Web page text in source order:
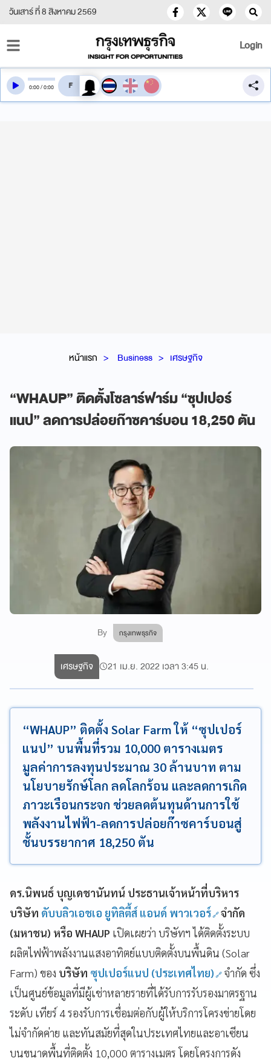
วันเสาร์ ที่ 8 สิงหาคม 2569
Login
หน้าแรก Business เศรษฐกิจ
“WHAUP” ติดตั้งโซลาร์ฟาร์ม “ซุปเปอร์
แนป” ลดการปล่อยก๊าซคาร์บอน 18,250 ตัน
By กรุงเทพธุรกิจ
0:00/0:00 สลับเสียงอ่าน
เศรษฐกิจ 21 เม.ย. 2022 เวลา 3:45 น.
“WHAUP” ติดตั้ง Solar Farm ให้ “ซุปเปอร์
แนป” บนพื้นที่รวม 10,000 ตารางเมตร
มูลค่าการลงทุนประมาณ 30 ล้านบาท ตาม
นโยบายรักษ์โลก ลดโลกร้อน และลดการเกิด
ภาวะเรือนกระจก ช่วยลดต้นทุนด้านการใช้
พลังงานไฟฟ้า-ลดการปล่อยก๊าซคาร์บอนสู่
ชั้นบรรยากาศ 18,250 ตัน
ดร.นิพนธ์ บุญเดชานันทน์ ประธานเจ้าหน้าที่บริหาร
บริษัท ดับบลิวเอชเอ ยูทิลิตี้ส์ แอนด์ พาวเวอร์ จำกัด
(มหาชน) หรือ WHAUP เปิดเผยว่า บริษัทฯ ได้ติดตั้งระบบ
ผลิตไฟฟ้าพลังงานแสงอาทิตย์แบบติดตั้งบนพื้นดิน (Solar
Farm) ของ บริษัท ซุปเปอร์แนป (ประเทศไทย)
จำกัด ซึ่ง
เป็นศูนย์ข้อมูลที่มีผู้เช่าหลายรายที่ได้รับการรับรองมาตรฐาน
ระดับ เทียร์ 4 รองรับการเชื่อมต่อกับผู้ให้บริการโครงข่ายโดย
ไม่จำกัดค่าย และทันสมัยที่สุดในประเทศไทยและอาเซียน
บนขนาดพื้นที่ติดตั้ง 10,000 ตารางเมตร โดยโครงการดัง